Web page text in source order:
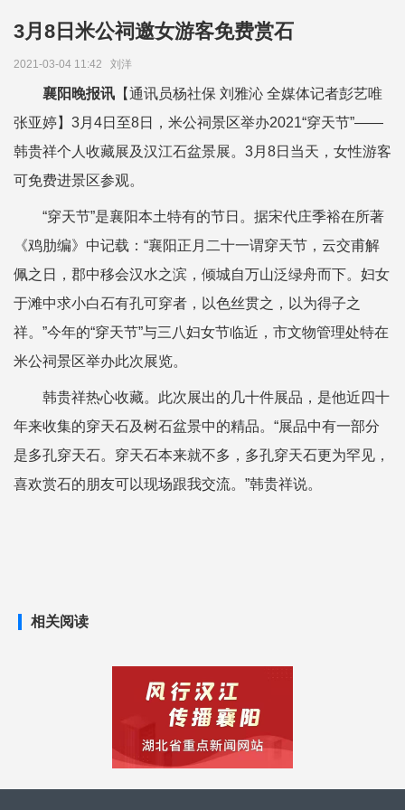
3月8日米公祠邀女游客免费赏石
2021-03-04 11:42 刘洋
襄阳晚报讯 【通讯员杨社保 刘雅沁 全媒体记者彭艺唯
张亚婷】3月4日至8日，米公祠景区举办2021“穿天节”——
韩贵祥个人收藏展及汉江石盆景展。3月8日当天，女性游客
可免费进景区参观。
“穿天节”是襄阳本土特有的节日。据宋代庄季裕在所著
《鸡肋编》中记载：“襄阳正月二十一谓穿天节，云交甫解
佩之日，郡中移会汉水之滨，倾城自万山泛绿舟而下。妇女
于滩中求小白石有孔可穿者，以色丝贯之，以为得子之
祥。”今年的“穿天节”与三八妇女节临近，市文物管理处特在
米公祠景区举办此次展览。
韩贵祥热心收藏。此次展出的几十件展品，是他近四十
年来收集的穿天石及树石盆景中的精品。“展品中有一部分
是多孔穿天石。穿天石本来就不多，多孔穿天石更为罕见，
喜欢赏石的朋友可以现场跟我交流。”韩贵祥说。
相关阅读